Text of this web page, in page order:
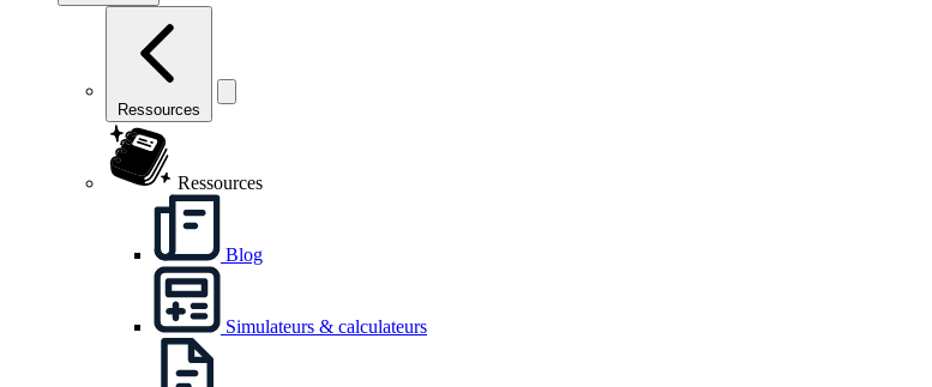
Ressources
Ressources
Blog
Simulateurs & calculateurs